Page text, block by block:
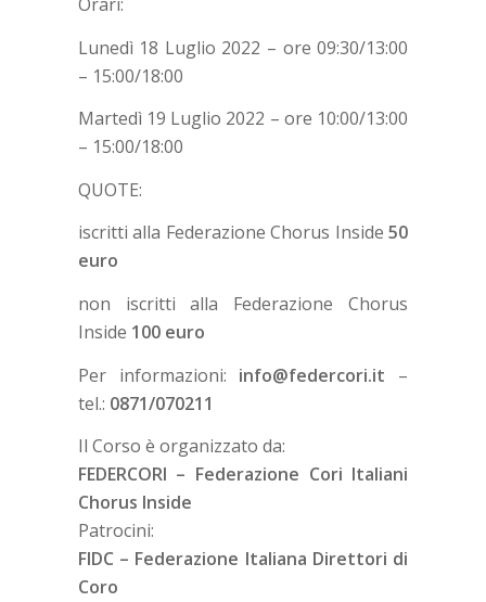
Lunedì 18 Luglio 2022 – ore 09:30/13:00
– 15:00/18:00
Martedì 19 Luglio 2022 – ore 10:00/13:00
– 15:00/18:00
QUOTE:
iscritti alla Federazione Chorus Inside50
euro
non iscritti alla Federazione Chorus
Inside 100 euro
Per informazioni: info@federcori.it –
tel.: 0871/070211
Il Corso è organizzato da:
FEDERCORI – Federazione Cori Italiani
Chorus Inside
Patrocini:
FIDC – Federazione Italiana Direttori di
Coro